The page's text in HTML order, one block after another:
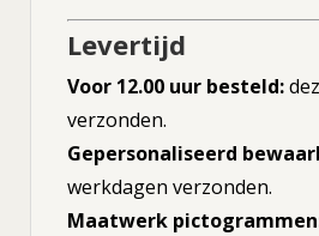
Levertijd
Voor 12.00 uur besteld:
verzonden.
Gepersonaliseerd
werkdagen verzonden.
Maatwerk